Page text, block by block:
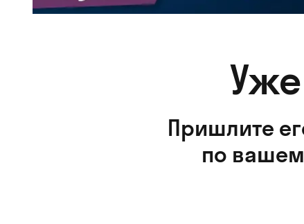
Пришлите
по